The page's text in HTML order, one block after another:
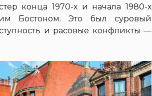
конца 1970-х и начала 1980-х
Бостоном. Это был суровый
и расовые конфликты —